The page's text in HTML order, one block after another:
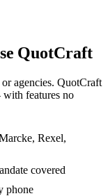
QuotCraft
agencies. QuotCraft
features no
Rexel,
covered
phone